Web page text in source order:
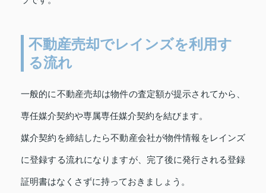
不動産売却でレインズを利用す
る流れ
一般的に不動産売却は物件の査定額が提示されてから、
専任媒介契約や専属専任媒介契約を結びます。
媒介契約を締結したら不動産会社が物件情報をレインズ
に登録する流れになりますが、完了後に発行される登録
証明書はなくさずに持っておきましょう。